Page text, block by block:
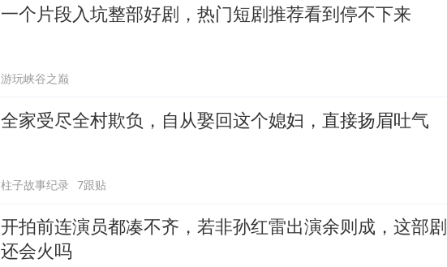
一个片段入坑整部好剧，热门短剧推荐看到停不下来
游玩峡谷之巅
全家受尽全村欺负，自从娶回这个媳妇，直接扬眉吐气
柱子故事纪录 7跟贴
开拍前连演员都凑不齐，若非孙红雷出演余则成，这部剧
还会火吗